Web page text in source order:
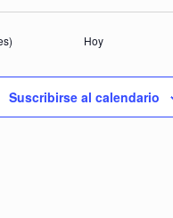
Hoy
Suscribirse al calendario